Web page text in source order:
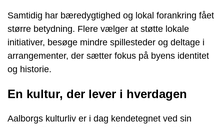
Samtidig har bæredygtighed og lokal forankring fået
større betydning. Flere vælger at støtte lokale
initiativer, besøge mindre spillesteder og deltage i
arrangementer, der sætter fokus på byens identitet
og historie.
En kultur, der lever i hverdagen
Aalborgs kulturliv er i dag kendetegnet ved sin